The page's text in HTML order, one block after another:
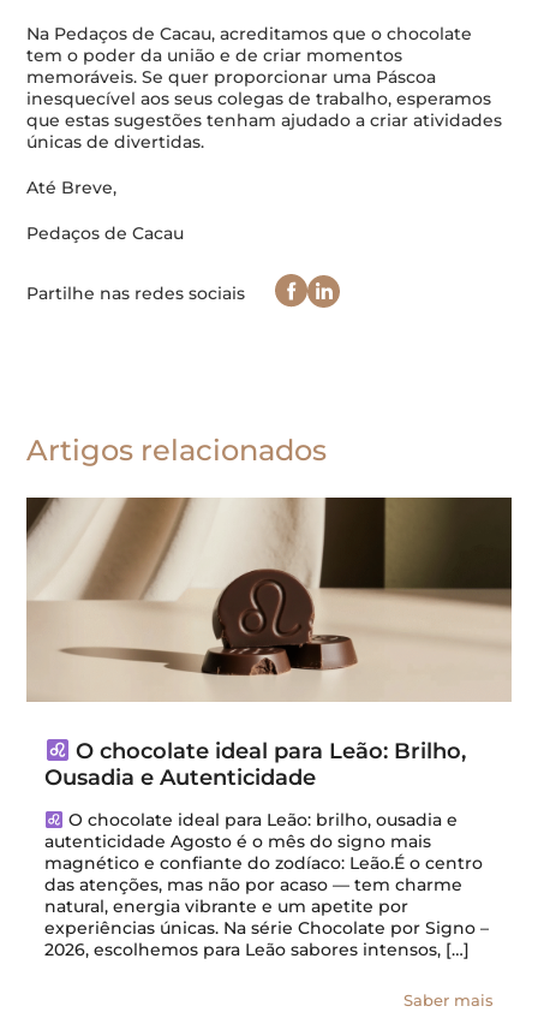
Na Pedaços de Cacau, acreditamos que o chocolate
tem o poder da união e de criar momentos
memoráveis. Se quer proporcionar uma Páscoa
inesquecível aos seus colegas de trabalho, esperamos
que estas sugestões tenham ajudado a criar atividades
únicas de divertidas.
Até Breve,
Pedaços de Cacau
Partilhe nas redes sociais
Artigos relacionados
O chocolate ideal para Leão: Brilho,
Ousadia e Autenticidade
O chocolate ideal para Leão: brilho, ousadia e
autenticidade Agosto é o mês do signo mais
magnético e confiante do zodíaco: Leão.É o centro
das atenções, mas não por acaso — tem charme
natural, energia vibrante e um apetite por
experiências únicas. Na série Chocolate por Signo –
2026, escolhemos para Leão sabores intensos, […]
Saber mais